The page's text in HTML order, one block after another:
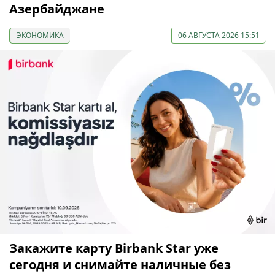
Азербайджане
ЭКОНОМИКА 06 АВГУСТА 2026 15:51
Закажите карту Birbank Star уже
сегодня и снимайте наличные без